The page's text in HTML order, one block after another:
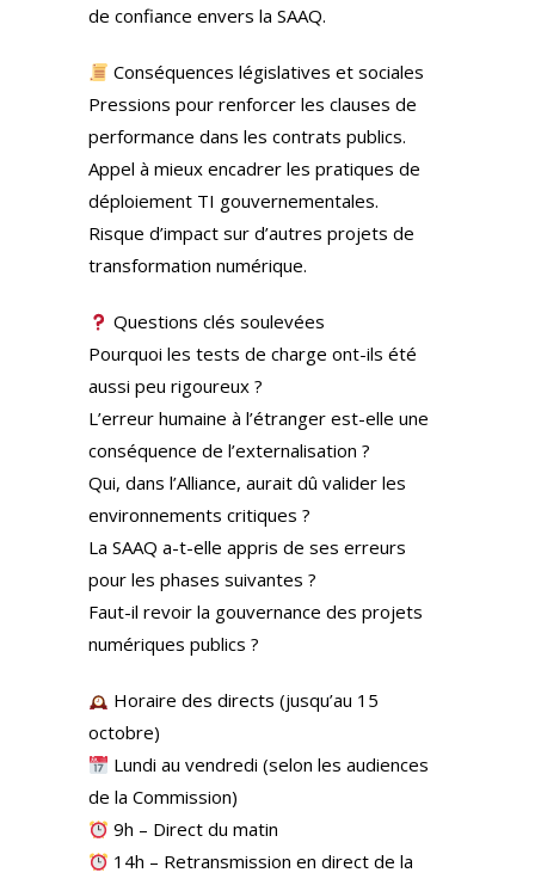
de confiance envers la SAAQ.
Conséquences législatives et sociales
Pressions pour renforcer les clauses de
performance dans les contrats publics.
Appel à mieux encadrer les pratiques de
déploiement TI gouvernementales.
Risque d’impact sur d’autres projets de
transformation numérique.
Questions clés soulevées
Pourquoi les tests de charge ont-ils été
aussi peu rigoureux ?
L’erreur humaine à l’étranger est-elle une
conséquence de l’externalisation ?
Qui, dans l’Alliance, aurait dû valider les
environnements critiques ?
La SAAQ a-t-elle appris de ses erreurs
pour les phases suivantes ?
Faut-il revoir la gouvernance des projets
numériques publics ?
Horaire des directs (jusqu’au 15
octobre)
Lundi au vendredi (selon les audiences
de la Commission)
9h – Direct du matin
14h – Retransmission en direct de la